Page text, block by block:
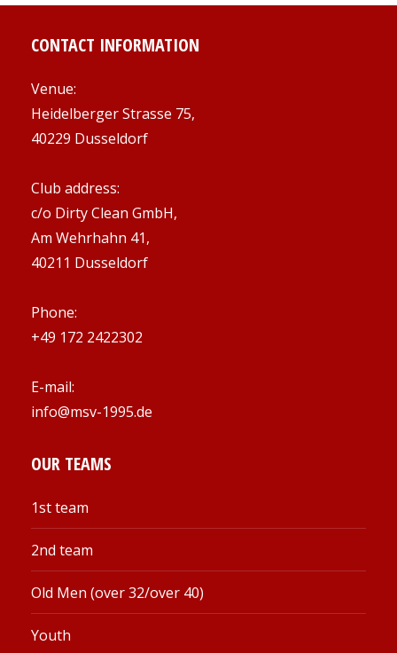
CONTACT INFORMATION
Venue:
Heidelberger Strasse 75,
40229 Dusseldorf
Club address:
c/o Dirty Clean GmbH,
Am Wehrhahn 41,
40211 Dusseldorf
Phone:
+49 172 2422302
E-mail:
info@msv-1995.de
OUR TEAMS
1st team
2nd team
Old Men (over 32/over 40)
Youth